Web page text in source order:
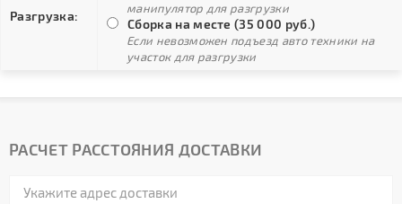
Разгрузка:
манипулятор для разгрузки
Сборка на месте (35 000 руб.)
Если невозможен подъезд авто техники на
участок для разгрузки
РАСЧЕТ РАССТОЯНИЯ ДОСТАВКИ